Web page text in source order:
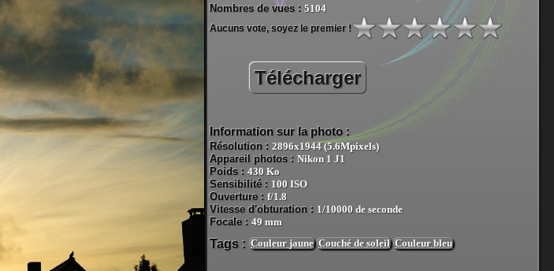
Nombres de vues : 5104
Aucuns vote, soyez le premier !
Télécharger
Information sur la photo :
Résolution : 2896x1944 (5.6Mpixels)
Appareil photos : Nikon 1 J1
Poids : 430 Ko
Sensibilité : 100 ISO
Ouverture : f/1.8
Vitesse d'obturation : 1/10000 de seconde
Focale : 49 mm
Tags : Couleur jaune Couché de soleil Couleur bleu